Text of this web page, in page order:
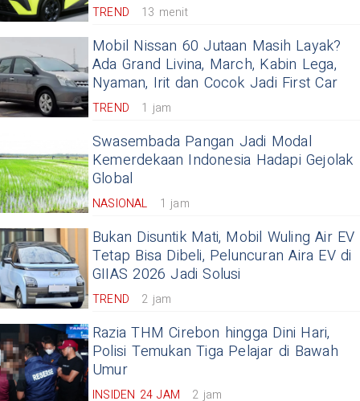
TREND 13 menit
Mobil Nissan 60 Jutaan Masih Layak?
Ada Grand Livina, March, Kabin Lega,
Nyaman, Irit dan Cocok Jadi First Car
TREND 1 jam
Swasembada Pangan Jadi Modal
Kemerdekaan Indonesia Hadapi Gejolak
Global
NASIONAL 1 jam
Bukan Disuntik Mati, Mobil Wuling Air EV
Tetap Bisa Dibeli, Peluncuran Aira EV di
GIIAS 2026 Jadi Solusi
TREND 2 jam
Razia THM Cirebon hingga Dini Hari,
Polisi Temukan Tiga Pelajar di Bawah
Umur
INSIDEN 24 JAM 2 jam